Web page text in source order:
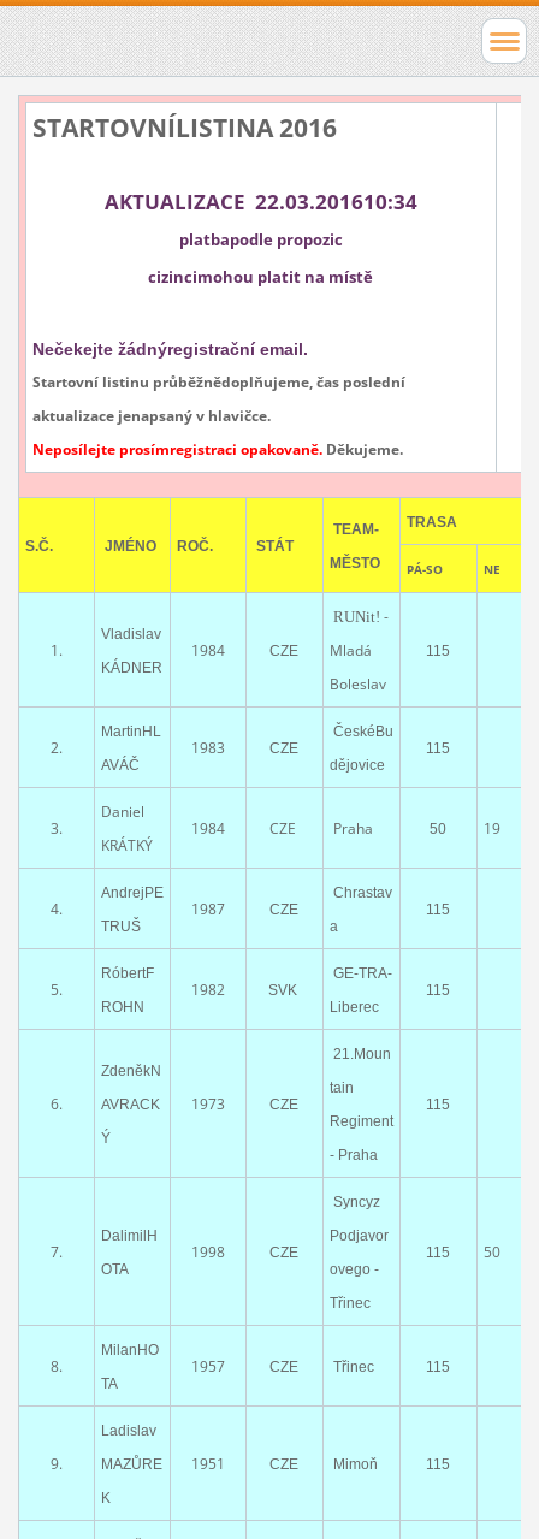
STARTOVNÍLISTINA 2016
AKTUALIZACE 22.03.201610:34
platbapodle propozic
cizincimohou platit na místě
Nečekejte žádnýregistrační email.
Startovní listinu průběžnědoplňujeme, čas poslední
aktualizace jenapsaný v hlavičce.
Neposílejte prosímregistraci opakovaně.Děkujeme.
S.Č. JMÉNO ROČ. STÁT
TEAM-
MĚSTO
TRASA
PÁ-SO NE
1.
Vladislav
KÁDNER
1984 CZE
RUNit! -
Mladá
Boleslav
115
2.
MartinHL
AVÁČ
1983 CZE
ČeskéBu
dějovice
115
3.
Daniel
KRÁTKÝ
1984 CZE Praha 50 19
4.
AndrejPE
TRUŠ
1987 CZE
Chrastav
a
115
5.
RóbertF
ROHN
1982 SVK
GE-TRA-
Liberec
115
6.
ZdeněkN
AVRACK
Ý
1973 CZE
21.Moun
tain
Regiment
- Praha
115
7.
DalimilH
OTA
1998 CZE
Syncyz
Podjavor
ovego -
Třinec
115 50
8.
MilanHO
TA
1957 CZE Třinec 115
9.
Ladislav
MAZŮRE
K
1951 CZE Mimoň 115